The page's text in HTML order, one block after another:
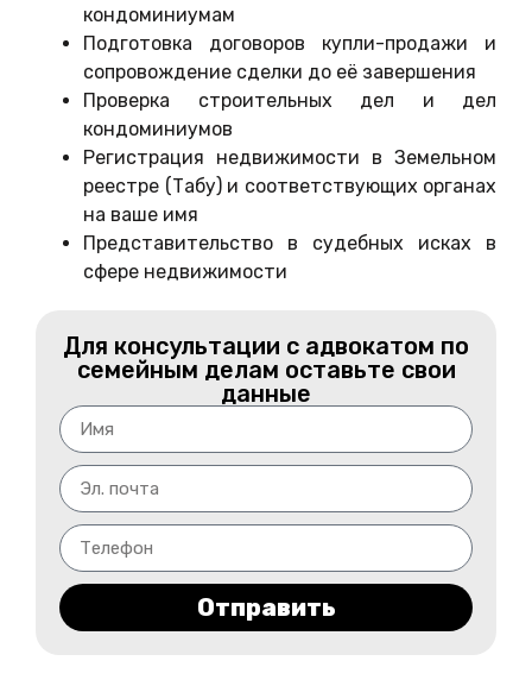
кондоминиумам
Подготовка договоров купли-продажи и
сопровождение сделки до её завершения
Проверка строительных дел и дел
кондоминиумов
Регистрация недвижимости в Земельном
реестре (Табу) и соответствующих органах
на ваше имя
Представительство в судебных исках в
сфере недвижимости
Для консультации с адвокатом по
семейным делам оставьте свои
данные
Отправить